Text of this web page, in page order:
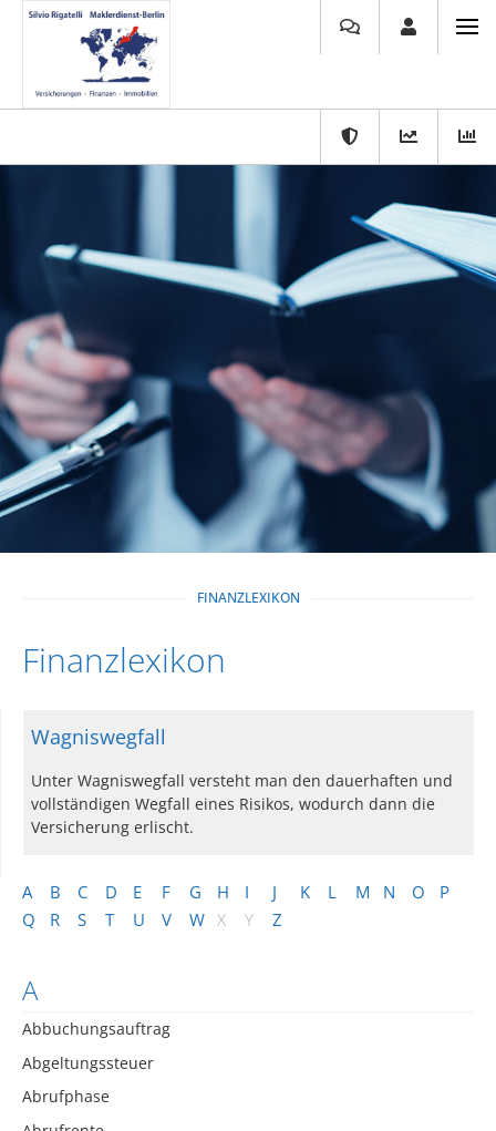
FINANZLEXIKON
Finanzlexikon
A B C D E F G H I J K L M N O
P
Q
R S T U V W X Y Z
A
Abbuchungsauftrag
Abgeltungssteuer
Abrufphase
Wagniswegfall
Unter Wagniswegfall versteht man den dauerhaften und
vollständigen Wegfall eines Risikos, wodurch dann die
Versicherung erlischt.